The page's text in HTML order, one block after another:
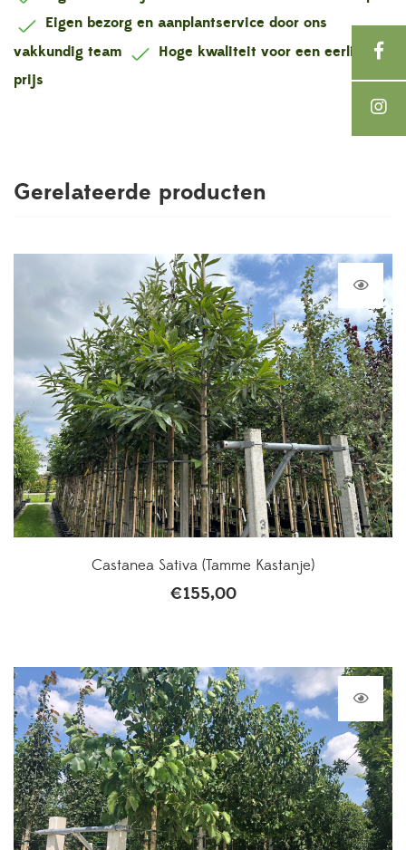
Eigen bezorg en aanplantservice door ons
vakkundig team
Hoge kwaliteit voor een eerlijke
prijs
Gerelateerde producten
Castanea Sativa (Tamme Kastanje)
€155,00